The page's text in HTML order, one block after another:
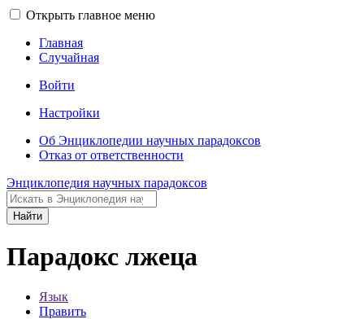
Открыть главное меню
Главная
Случайная
Войти
Настройки
Об Энциклопедии научных парадоксов
Отказ от ответственности
Энциклопедия научных парадоксов
Найти
Парадокс лжеца
Язык
Править